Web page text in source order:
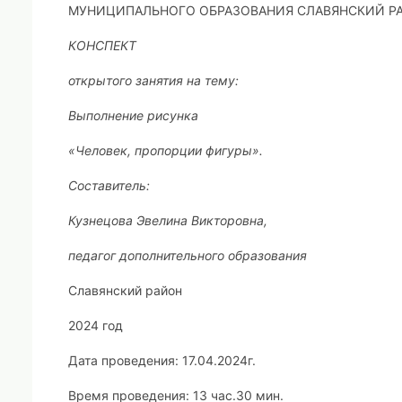
МУНИЦИПАЛЬНОГО ОБРАЗОВАНИЯ СЛАВЯНСКИЙ
КОНСПЕКТ
открытого занятия на тему:
Выполнение рисунка
«Человек, пропорции фигуры».
Составитель:
Кузнецова Эвелина Викторовна,
педагог дополнительного образования
Славянский район
2024 год
Дата проведения: 17.04.2024г.
Время проведения: 13 час.30 мин.